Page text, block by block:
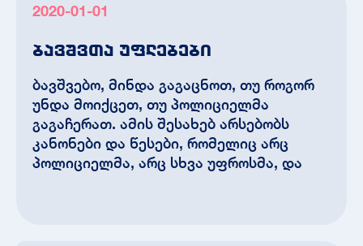
2020-01-01
ბავშვთა უფლებები
ბავშვებო, მინდა გაგაცნოთ, თუ როგორ
უნდა მოიქცეთ, თუ პოლიციელმა
გაგაჩერათ. ამის შესახებ არსებობს
კანონები და წესები, რომელიც არც
პოლიციელმა, არც სხვა უფროსმა, და